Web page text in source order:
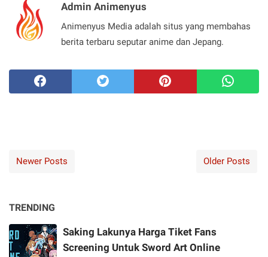
Admin Animenyus
Animenyus Media adalah situs yang membahas
berita terbaru seputar anime dan Jepang.
Newer Posts Older Posts
TRENDING
Saking Lakunya Harga Tiket Fans
Screening Untuk Sword Art Online